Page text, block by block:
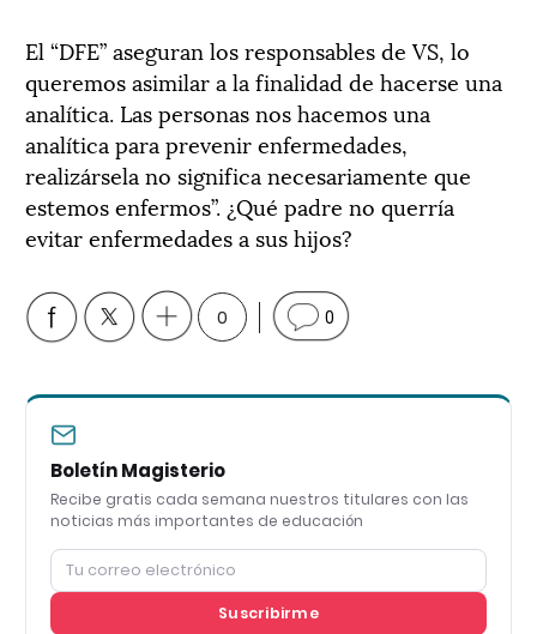
El “DFE” aseguran los responsables de VS, lo
queremos asimilar a la finalidad de hacerse una
analítica. Las personas nos hacemos una
analítica para prevenir enfermedades,
realizársela no significa necesariamente que
estemos enfermos”. ¿Qué padre no querría
evitar enfermedades a sus hijos?
0 0
Boletín Magisterio
Recibe gratis cada semana nuestros titulares con las
noticias más importantes de educación
Suscribirme